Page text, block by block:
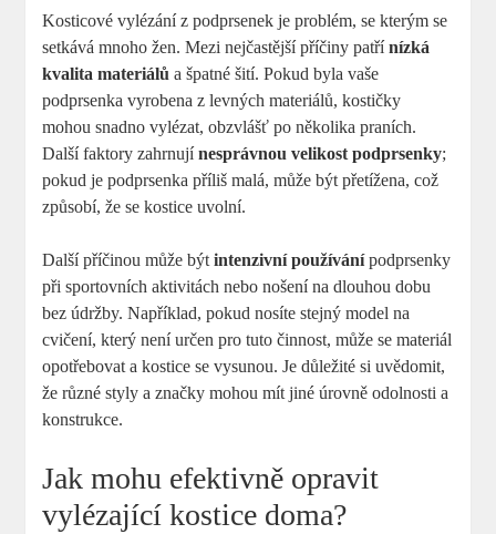
Kosticové vylézání z podprsenek je problém, se kterým se
setkává mnoho žen. Mezi nejčastější příčiny patřínízká
kvalita materiálů a špatné šití. Pokud byla vaše
podprsenka vyrobena z levných materiálů, kostičky
mohou snadno vylézat, obzvlášť po několika praních.
Další faktory zahrnujínesprávnou velikost podprsenky;
pokud je podprsenka příliš malá, může být přetížena, což
způsobí, že se kostice uvolní.
Další příčinou může býtintenzivní používánípodprsenky
při sportovních aktivitách nebo nošení na dlouhou dobu
bez údržby. Například, pokud nosíte stejný model na
cvičení, který není určen pro tuto činnost, může se materiál
opotřebovat a kostice se vysunou. Je důležité si uvědomit,
že různé styly a značky mohou mít jiné úrovně odolnosti a
konstrukce.
Jak mohu efektivně opravit
vylézající kostice doma?